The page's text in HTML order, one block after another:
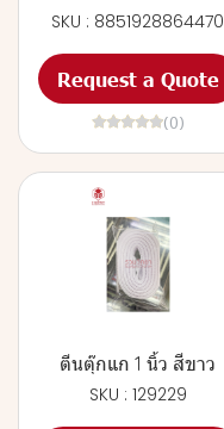
SKU : 8851928864470
Request a Quote
(0)
ตีนตุ๊กแก 1 นิ้ว สีขาว
SKU : 129229